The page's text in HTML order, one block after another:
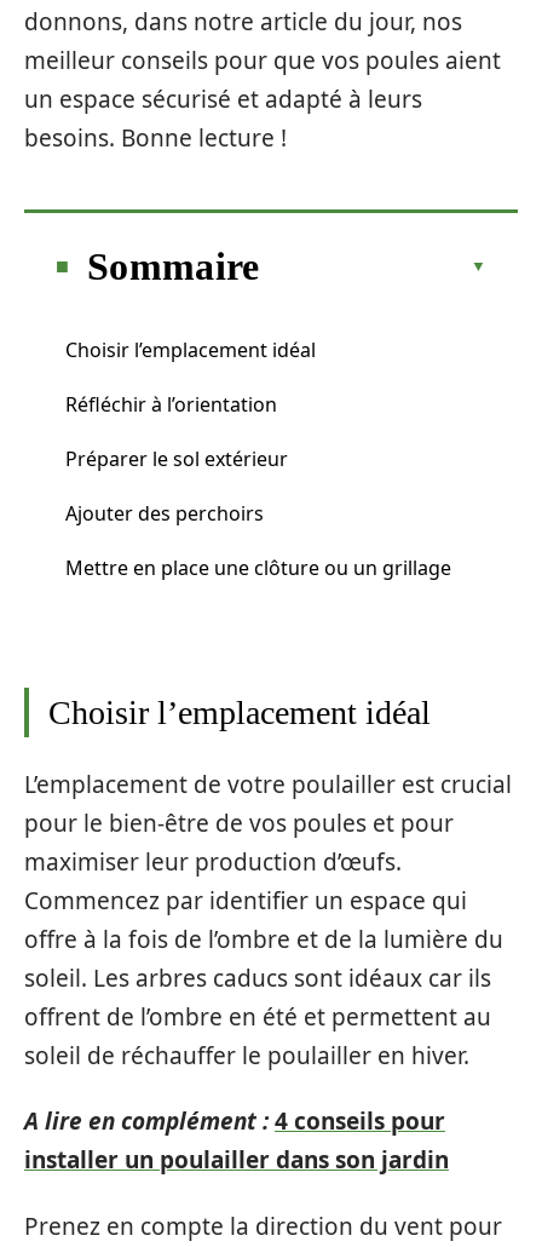
donnons, dans notre article du jour, nos
meilleur conseils pour que vos poules aient
un espace sécurisé et adapté à leurs
besoins. Bonne lecture !
Sommaire
Choisir l’emplacement idéal
Réfléchir à l’orientation
Préparer le sol extérieur
Ajouter des perchoirs
Mettre en place une clôture ou un grillage
Choisir l’emplacement idéal
L’emplacement de votre poulailler est crucial
pour le bien-être de vos poules et pour
maximiser leur production d’œufs.
Commencez par identifier un espace qui
offre à la fois de l’ombre et de la lumière du
soleil. Les arbres caducs sont idéaux car ils
offrent de l’ombre en été et permettent au
soleil de réchauffer le poulailler en hiver.
A lire en complément :4 conseils pour
installer un poulailler dans son jardin
Prenez en compte la direction du vent pour